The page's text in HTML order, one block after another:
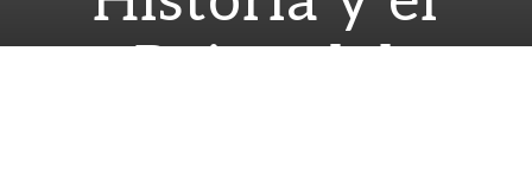
Reino del